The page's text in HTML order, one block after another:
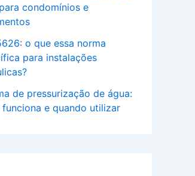
condomínios e
o que essa norma
para instalações
de pressurização de água:
e quando utilizar